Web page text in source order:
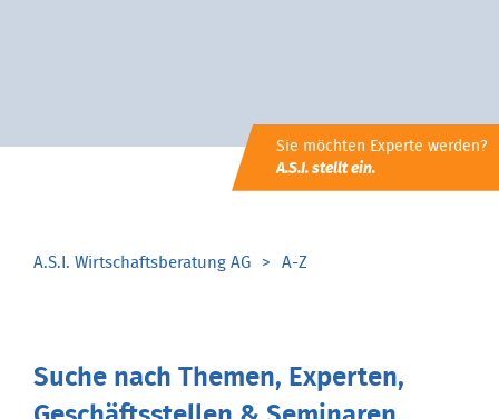
Sie möchten Experte werden?
A.S.I. stellt ein.
A.S.I. Wirtschaftsberatung AG A-Z
Suche nach Themen, Experten,